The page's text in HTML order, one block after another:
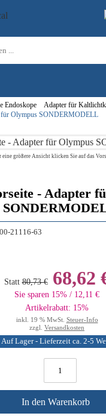
Endoskope
Adapter für
für Olympus SONDERMODELL
eine größere Ansicht klicken Sie auf das
- Adapter
21116-63
Statt 80,73 €68,62
Sie sparen 15% / 12,11 €
Artikelrabatt: 15%
inkl. 19 % MwSt. Steuer-Info
zzgl. Versandkosten
Auf Lager - Lieferzeit ca. 2-5
In den Warenkorb